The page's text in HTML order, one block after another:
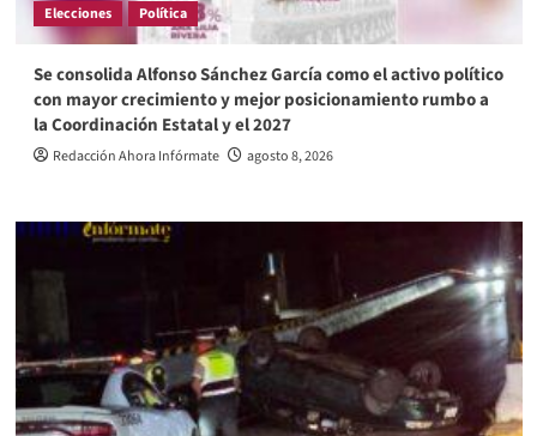
Elecciones Política
Se consolida Alfonso Sánchez García como el activo político
con mayor crecimiento y mejor posicionamiento rumbo a
la Coordinación Estatal y el 2027
Redacción Ahora Infórmate agosto 8, 2026